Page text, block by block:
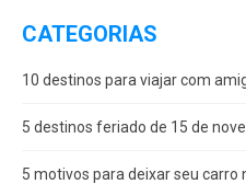
CATEGORIAS
10 destinos para viajar com
5 destinos feriado de 15 de
5 motivos para deixar seu carro